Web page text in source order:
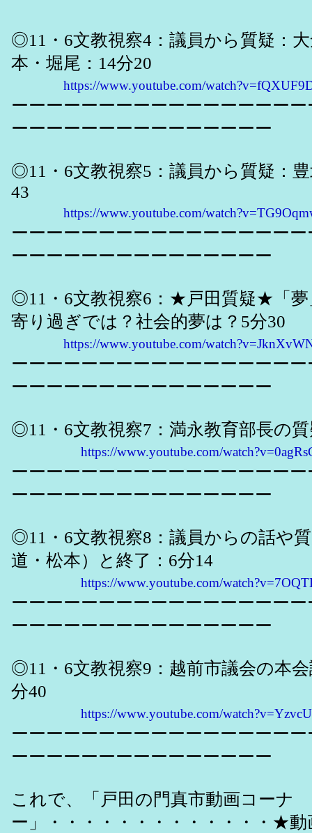
◎11・6文教視察4：議員から質疑：
本・堀尾：14分20
https://www.youtube.com/
ーーーーーーーーーーーーーーーー
ーーーーーーーーーーーーーーー
◎11・6文教視察5：議員から質疑：
43
https://www.youtube.com/
ーーーーーーーーーーーーーーーー
ーーーーーーーーーーーーーーー
◎11・6文教視察6：★戸田質疑★「夢
寄り過ぎでは？社会的夢は？5分30
https://www.youtube.com/
ーーーーーーーーーーーーーーーー
ーーーーーーーーーーーーーーー
◎11・6文教視察7：満永教育部長の質
https://www.youtube.com/
ーーーーーーーーーーーーーーーー
ーーーーーーーーーーーーーーー
◎11・6文教視察8：議員からの話や
道・松本）と終了：6分14
https://www.youtube.com/
ーーーーーーーーーーーーーーーー
ーーーーーーーーーーーーーーー
◎11・6文教視察9：越前市議会の本
分40
https://www.youtube.com/
ーーーーーーーーーーーーーーーー
ーーーーーーーーーーーーーーー
これで、「戸田の門真市動画コーナ
ー」・・・・・・・・・・・・・★動